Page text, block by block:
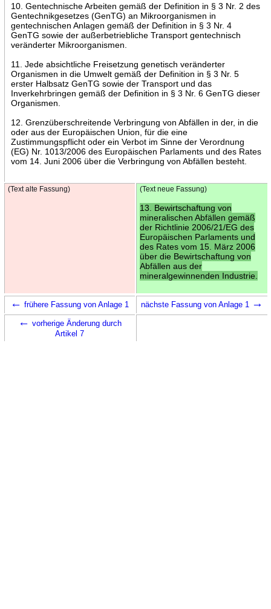
10. Gentechnische Arbeiten gemäß der Definition in § 3 Nr. 2 des
Gentechnikgesetzes (GenTG) an Mikroorganismen in
gentechnischen Anlagen gemäß der Definition in § 3 Nr. 4
GenTG sowie der außerbetriebliche Transport gentechnisch
veränderter Mikroorganismen.
11. Jede absichtliche Freisetzung genetisch veränderter
Organismen in die Umwelt gemäß der Definition in § 3 Nr. 5
erster Halbsatz GenTG sowie der Transport und das
Inverkehrbringen gemäß der Definition in § 3 Nr. 6 GenTG dieser
Organismen.
12. Grenzüberschreitende Verbringung von Abfällen in der, in die
oder aus der Europäischen Union, für die eine
Zustimmungspflicht oder ein Verbot im Sinne der Verordnung
(EG) Nr. 1013/2006 des Europäischen Parlaments und des Rates
vom 14. Juni 2006 über die Verbringung von Abfällen besteht.
(Text alte Fassung) (Text neue Fassung)
13. Bewirtschaftung von
mineralischen Abfällen gemäß
der Richtlinie 2006/21/EG des
Europäischen Parlaments und
des Rates vom 15. März 2006
über die Bewirtschaftung von
Abfällen aus der
mineralgewinnenden Industrie.
← frühere Fassung von Anlage 1 nächste Fassung von Anlage 1 →
← vorherige Änderung durch
Artikel 7